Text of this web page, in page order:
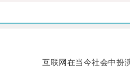
互联网在当今社会中扮演